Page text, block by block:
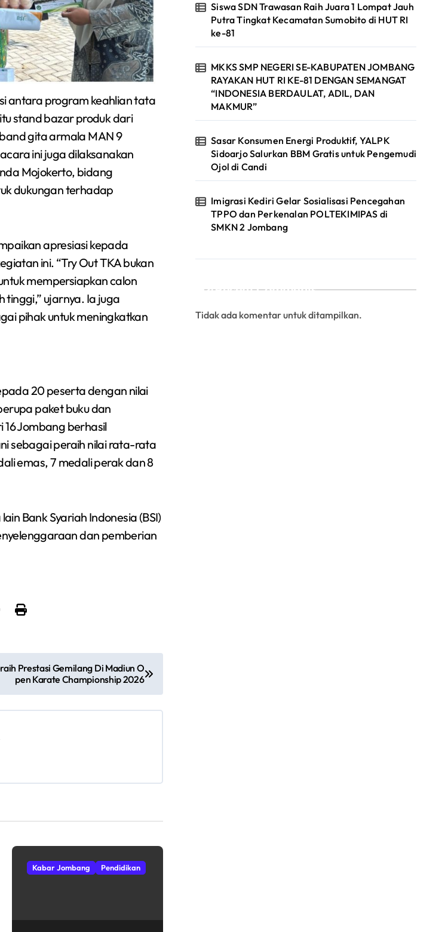
antara program keahlian tata
stand bazar produk dari
gita armala MAN 9
ini juga dilaksanakan
Mojokerto, bidang
dukungan terhadap
apresiasi kepada
ini. “Try Out TKA bukan
mempersiapkan calon
tinggi,” ujarnya. Ia juga
pihak untuk meningkatkan
20 peserta dengan nilai
paket buku dan
Jombang berhasil
sebagai peraih nilai rata-rata
emas, 7 medali perak dan 8
Bank Syariah Indonesia (BSI)
dan pemberian
Prestasi Gemilang Di Madiun O
pen Karate Championship 2026
Kabar Jombang Pendidikan
Siswa SDN Trawasan Raih Juara 1 Lompat Jauh
Putra Tingkat Kecamatan Sumobito di HUT RI
ke-81
MKKS SMP NEGERI SE-KABUPATEN JOMBANG
RAYAKAN HUT RI KE-81 DENGAN SEMANGAT
“INDONESIA BERDAULAT, ADIL, DAN
MAKMUR”
Sasar Konsumen Energi Produktif, YALPK
Sidoarjo Salurkan BBM Gratis untuk Pengemudi
Ojol di Candi
Imigrasi Kediri Gelar Sosialisasi Pencegahan
TPPO dan Perkenalan POLTEKIMIPAS di
SMKN 2 Jombang
Recent Comments
Tidak ada komentar untuk ditampilkan.